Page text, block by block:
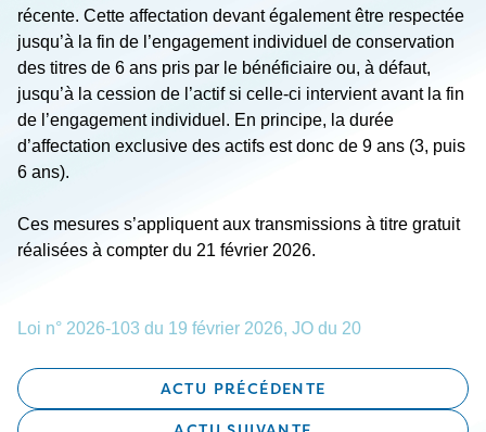
récente. Cette affectation devant également être respectée
jusqu’à la fin de l’engagement individuel de conservation
des titres de 6 ans pris par le bénéficiaire ou, à défaut,
jusqu’à la cession de l’actif si celle-ci intervient avant la fin
de l’engagement individuel. En principe, la durée
d’affectation exclusive des actifs est donc de 9 ans (3, puis
6 ans).
Ces mesures s’appliquent aux transmissions à titre gratuit
réalisées à compter du 21 février 2026.
Loi n° 2026-103 du 19 février 2026, JO du 20
ACTU PRÉCÉDENTE